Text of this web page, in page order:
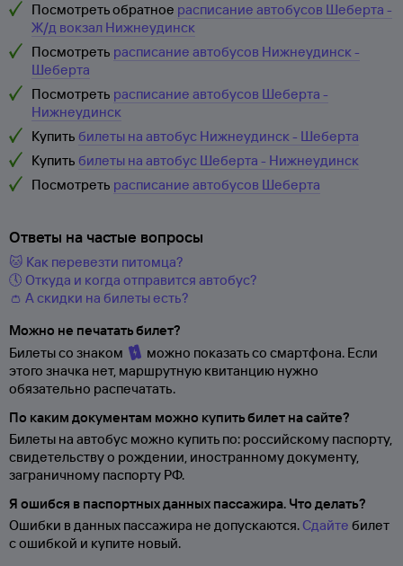
Посмотреть обратное расписание автобусов Шеберта -
Ж/д вокзал Нижнеудинск
Посмотреть расписание автобусов Нижнеудинск -
Шеберта
Посмотреть расписание автобусов Шеберта -
Нижнеудинск
Купить билеты на автобус Нижнеудинск - Шеберта
Купить билеты на автобус Шеберта - Нижнеудинск
Посмотреть расписание автобусов Шеберта
Ответы на частые вопросы
🐱 Как перевезти питомца?
🕔 Откуда и когда отправится автобус?
👛 А скидки на билеты есть?
Можно не печатать билет?
Билеты со знаком
можно показать со смартфона. Если
этого значка нет, маршрутную квитанцию нужно
обязательно распечатать.
По каким документам можно купить билет на сайте?
Билеты на автобус можно купить по: российскому паспорту,
свидетельству о рождении, иностранному документу,
заграничному паспорту РФ.
Я ошибся в паспортных данных пассажира. Что делать?
Ошибки в данных пассажира не допускаются. Сдайте билет
с ошибкой и купите новый.